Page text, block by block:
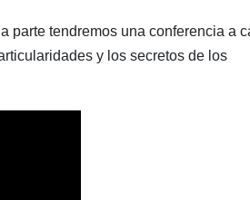
parte tendremos una conferencia a
y los secretos de los